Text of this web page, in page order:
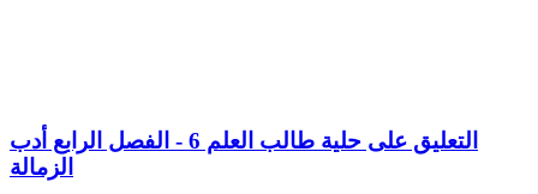
التعليق على حلية طالب العلم 6 - الفصل الرابع أدب
الزمالة